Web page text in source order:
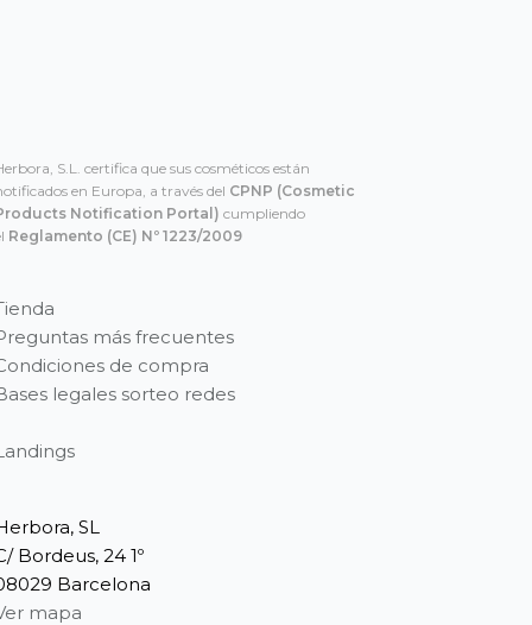
S.L. certifica que sus cosméticos están
en Europa, a través del CPNP (Cosmetic
Notification Portal) cumpliendo
Reglamento (CE) Nº 1223/2009
más frecuentes
de compra
legales sorteo redes
SL
Bordeus, 24 1º
Barcelona
mapa